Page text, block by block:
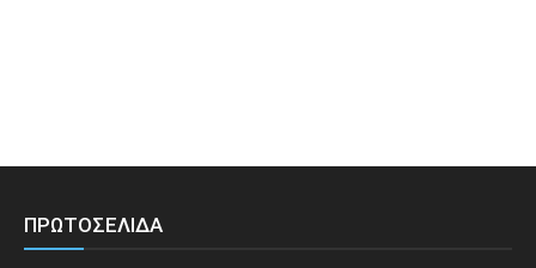
ΠΡΩΤΟΣΕΛΙΔΑ